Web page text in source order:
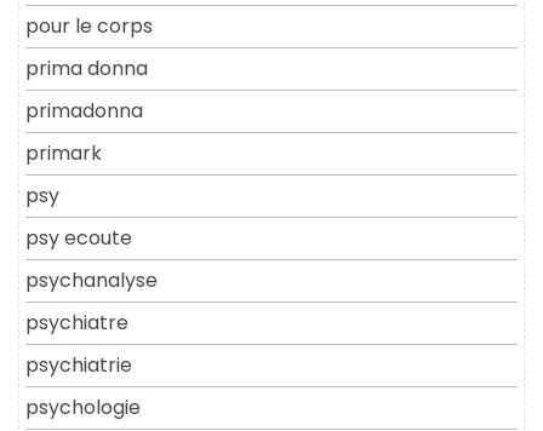
pour le corps
prima donna
primadonna
primark
psy
psy ecoute
psychanalyse
psychiatre
psychiatrie
psychologie